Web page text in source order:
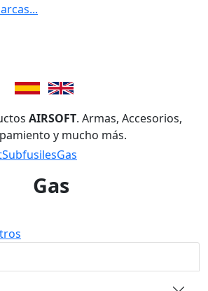
AIRSOFT. Armas, Accesorios,
y mucho más.
SubfusilesGas
Gas